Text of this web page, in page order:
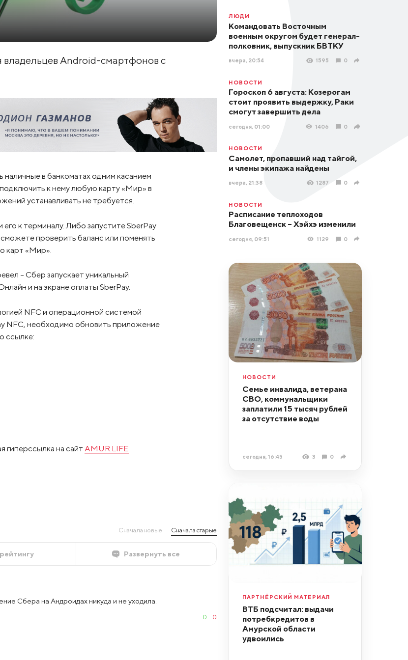
владельцев Android-смартфонов с
наличные в банкоматах одним касанием
к нему любую карту «Мир» в
устанавливать не требуется.
к терминалу. Либо запустите SberPay
проверить баланс или поменять
карт «Мир».
– Сбер запускает уникальный
и на экране оплаты SberPay.
NFC и операционной системой
NFC, необходимо обновить приложение
ссылке:
гиперссылка на сайт AMUR.LIFE
Сначала новые Сначала старые
Развернуть все
Сбера на Андроидах никуда и не уходила.
0 0
ЛЮДИ
Командовать Восточным
военным округом будет генерал-
полковник, выпускник БВТКУ
вчера, 20:54 1595 0
НОВОСТИ
Гороскоп 6 августа: Козерогам
стоит проявить выдержку, Раки
смогут завершить дела
сегодня, 01:00 1406 0
НОВОСТИ
Самолет, пропавший над тайгой,
и члены экипажа найдены
вчера, 21:38 1287 0
НОВОСТИ
Расписание теплоходов
Благовещенск – Хэйхэ изменили
сегодня, 09:51 1129 0
НОВОСТИ
Семье инвалида, ветерана
СВО, коммунальщики
заплатили 15 тысяч рублей
за отсутствие воды
сегодня, 16:45 3 0
ПАРТНЁРСКИЙ МАТЕРИАЛ
ВТБ подсчитал: выдачи
потребкредитов в
Амурской области
удвоились